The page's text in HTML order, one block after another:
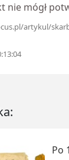
nie mógł
artykul/
Po